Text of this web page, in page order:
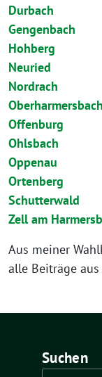
Durbach
Gengenbach
Hohberg
Neuried
Nordrach
Oberharmersbach
Offenburg
Ohlsbach
Oppenau
Ortenberg
Schutterwald
Zell am
Aus meiner
alle Beiträge aus
Suchen